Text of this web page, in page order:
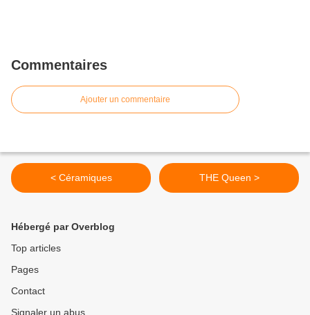
Commentaires
Ajouter un commentaire
< Céramiques THE Queen >
Hébergé par Overblog
Top articles
Pages
Contact
Signaler un abus